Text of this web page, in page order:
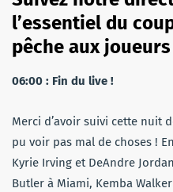
l’essentiel du
pêche aux joueurs
06:00 : Fin du live !
Merci d’avoir suivi cette nuit
pu voir pas mal de choses !
Kyrie Irving et DeAndre
Butler à Miami, Kemba